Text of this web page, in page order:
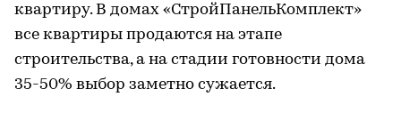
квартиру. В домах «СтройПанельКомплект»
все квартиры продаются на этапе
строительства, а на стадии готовности дома
35-50% выбор заметно сужается.